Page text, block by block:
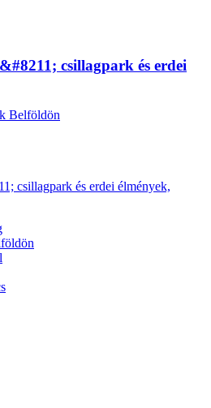
csillagpark és erdei
Belföldön
csillagpark és erdei élmények,